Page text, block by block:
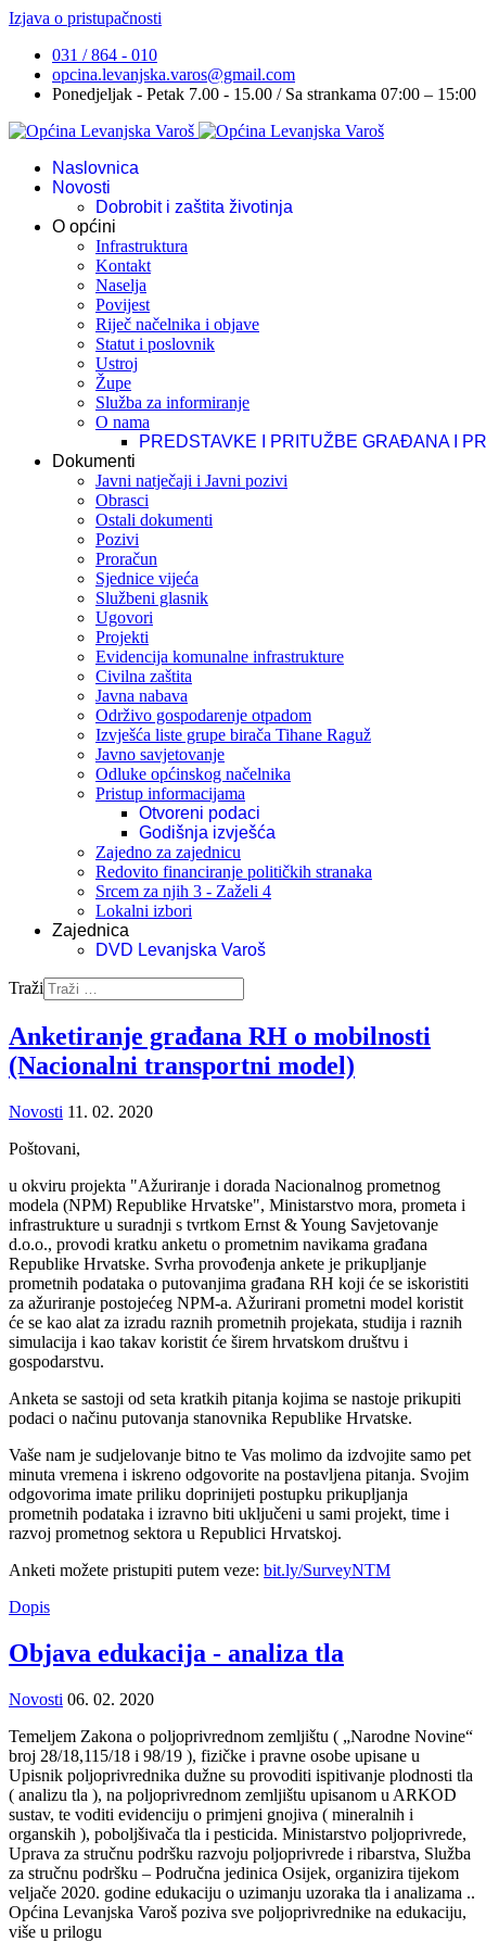
Izjava o pristupačnosti
031 / 864 - 010
opcina.levanjska.varos@gmail.com
Ponedjeljak - Petak 7.00 - 15.00 / Sa strankama 07:00 – 15:00
Naslovnica
Novosti
Dobrobit i zaštita životinja
O općini
Infrastruktura
Kontakt
Naselja
Povijest
Riječ načelnika i objave
Statut i poslovnik
Ustroj
Župe
Služba za informiranje
O nama
PREDSTAVKE I PRITUŽBE GRAĐANA I
Dokumenti
Javni natječaji i Javni pozivi
Obrasci
Ostali dokumenti
Pozivi
Proračun
Sjednice vijeća
Službeni glasnik
Ugovori
Projekti
Evidencija komunalne infrastrukture
Civilna zaštita
Javna nabava
Održivo gospodarenje otpadom
Izvješća liste grupe birača Tihane Raguž
Javno savjetovanje
Odluke općinskog načelnika
Pristup informacijama
Otvoreni podaci
Godišnja izvješća
Zajedno za zajednicu
Redovito financiranje političkih stranaka
Srcem za njih 3 - Zaželi 4
Lokalni izbori
Zajednica
DVD Levanjska Varoš
Traži
Anketiranje građana RH o mobilnosti
(Nacionalni transportni model)
Novosti 11. 02. 2020
Poštovani,
u okviru projekta "Ažuriranje i dorada Nacionalnog prometnog
modela (NPM) Republike Hrvatske", Ministarstvo mora, prometa i
infrastrukture u suradnji s tvrtkom Ernst & Young Savjetovanje
d.o.o., provodi kratku anketu o prometnim navikama građana
Republike Hrvatske. Svrha provođenja ankete je prikupljanje
prometnih podataka o putovanjima građana RH koji će se iskoristiti
za ažuriranje postojećeg NPM-a. Ažurirani prometni model koristit
će se kao alat za izradu raznih prometnih projekata, studija i raznih
simulacija i kao takav koristit će širem hrvatskom društvu i
gospodarstvu.
Anketa se sastoji od seta kratkih pitanja kojima se nastoje prikupiti
podaci o načinu putovanja stanovnika Republike Hrvatske.
Vaše nam je sudjelovanje bitno te Vas molimo da izdvojite samo pet
minuta vremena i iskreno odgovorite na postavljena pitanja. Svojim
odgovorima imate priliku doprinijeti postupku prikupljanja
prometnih podataka i izravno biti uključeni u sami projekt, time i
razvoj prometnog sektora u Republici Hrvatskoj.
Anketi možete pristupiti putem veze: bit.ly/SurveyNTM
Dopis
Objava edukacija - analiza tla
Novosti 06. 02. 2020
Temeljem Zakona o poljoprivrednom zemljištu ( „Narodne Novine“
broj 28/18,115/18 i 98/19 ), fizičke i pravne osobe upisane u
Upisnik poljoprivrednika dužne su provoditi ispitivanje plodnosti tla
( analizu tla ), na poljoprivrednom zemljištu upisanom u ARKOD
sustav, te voditi evidenciju o primjeni gnojiva ( mineralnih i
organskih ), poboljšivača tla i pesticida. Ministarstvo poljoprivrede,
Uprava za stručnu podršku razvoju poljoprivrede i ribarstva, Služba
za stručnu podršku – Područna jedinica Osijek, organizira tijekom
veljače 2020. godine edukaciju o uzimanju uzoraka tla i analizama ..
Općina Levanjska Varoš poziva sve poljoprivrednike na edukaciju,
više u prilogu